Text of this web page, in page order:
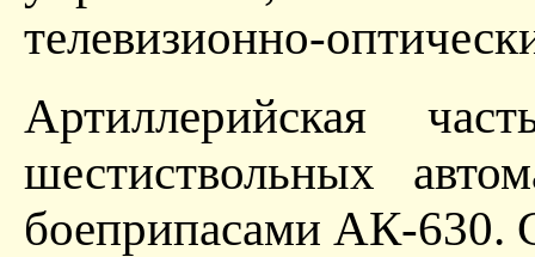
телевизионно-
Артиллерийская
шестиствольных
боеприпасами АК-630.